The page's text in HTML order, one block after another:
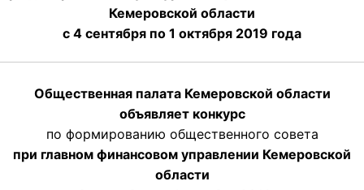
Кемеровской области
с 4 сентября по 1 октября 2019 года
Общественная палата Кемеровской области
объявляет конкурс
по формированию общественного совета
при главном финансовом управлении Кемеровской
области